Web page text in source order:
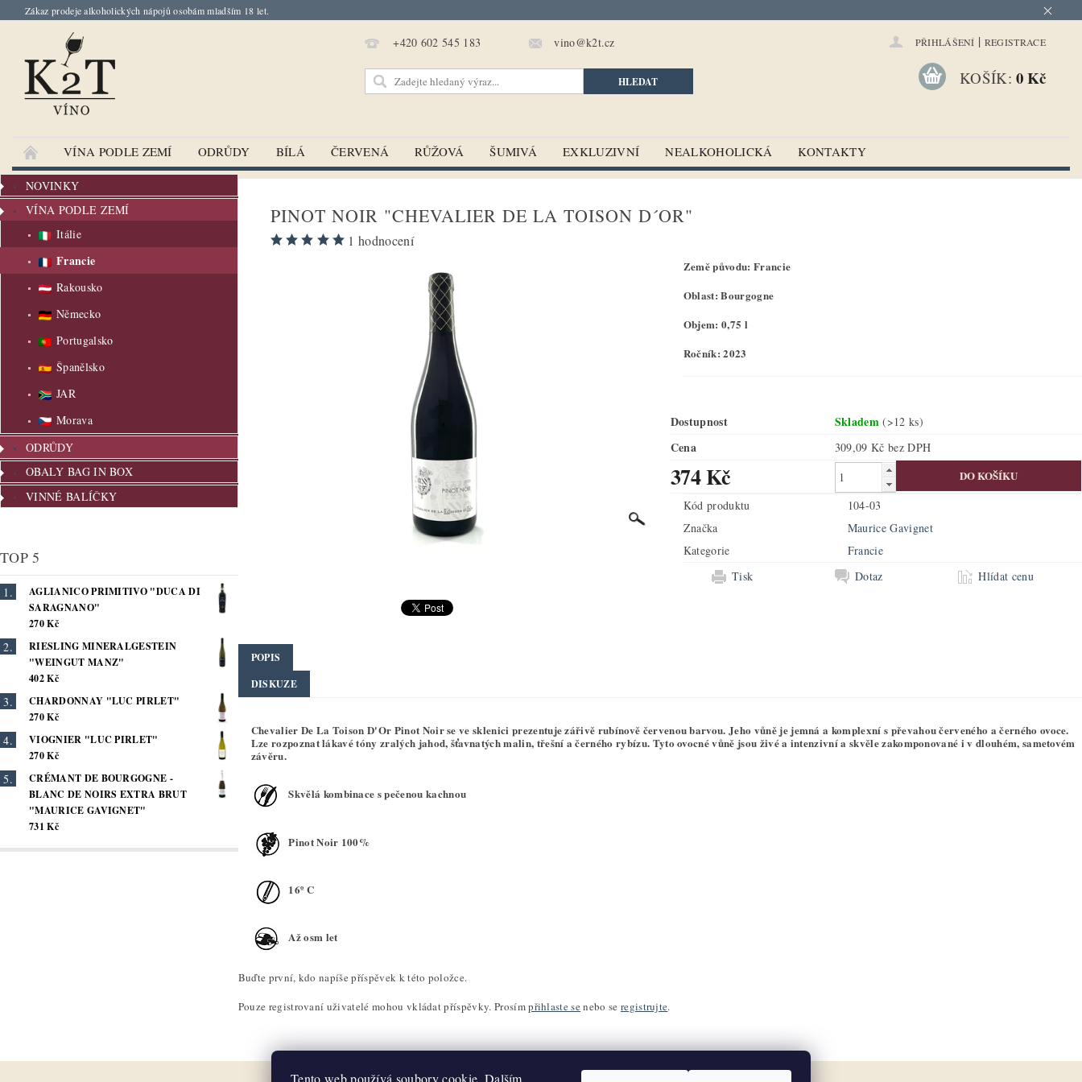
Zákaz prodeje alkoholických nápojů osobám mladším 18 let.
+420 602 545 183 vino@k2t.cz PŘIHLÁŠENÍ | REGISTRACE
KOŠÍK: 0 Kč
VÍNA PODLE ZEMÍ ODRŮDY BÍLÁ ČERVENÁ RŮŽOVÁ ŠUMIVÁ EXKLUZIVNÍ NEALKOHOLICKÁ KONTAKTY
NOVINKY
VÍNA PODLE ZEMÍ
Itálie
Francie
Rakousko
Německo
Portugalsko
Španělsko
JAR
Morava
ODRŮDY
OBALY BAG IN BOX
VINNÉ BALÍČKY
TOP 5
AGLIANICO PRIMITIVO "DUCA DI
SARAGNANO"
270 Kč
RIESLING MINERALGESTEIN
"WEINGUT MANZ"
402 Kč
CHARDONNAY "LUC PIRLET"
270 Kč
VIOGNIER "LUC PIRLET"
270 Kč
CRÉMANT DE BOURGOGNE -
BLANC DE NOIRS EXTRA BRUT
"MAURICE GAVIGNET"
731 Kč
PINOT NOIR "CHEVALIER DE LA TOISON D´OR"
1 hodnocení
Země původu: Francie
Oblast: Bourgogne
Objem: 0,75 l
Ročník: 2023
Dostupnost Skladem(>12 ks)
Cena 309,09 Kč bez DPH
374 Kč
Kód produktu
104-03
Značka
Maurice Gavignet
Kategorie
Francie
Tisk
Dotaz Hlídat cenu
POPIS
DISKUZE
Chevalier De La Toison D'Or Pinot Noir se ve sklenici prezentuje zářivě rubínově červenou barvou. Jeho vůně je jemná a komplexní s převahou červeného a černého ovoce.
Lze rozpoznat lákavé tóny zralých jahod, šťavnatých malin, třešní a černého rybízu. Tyto ovocné vůně jsou živé a intenzivní a skvěle zakomponované i v dlouhém, sametovém
závěru.
Skvělá kombinace s pečenou kachnou
Pinot Noir 100%
16º C
Až osm let
Buďte první, kdo napíše příspěvek k této položce.
Pouze registrovaní uživatelé mohou vkládat příspěvky. Prosímpřihlaste senebo se registrujte.
Tento web používá soubory cookie. Dalším